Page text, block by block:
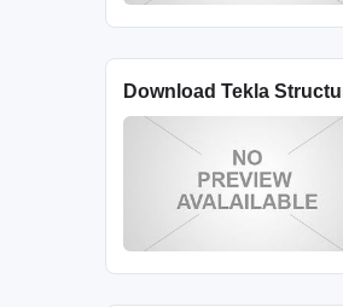
Download Tekla